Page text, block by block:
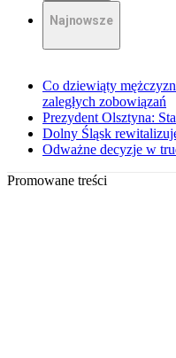
Najnowsze
Co dziewiąty
zaległych zobowiązań
Prezydent Olsztyna:
Dolny Śląsk
Odważne decyzje w
Promowane treści